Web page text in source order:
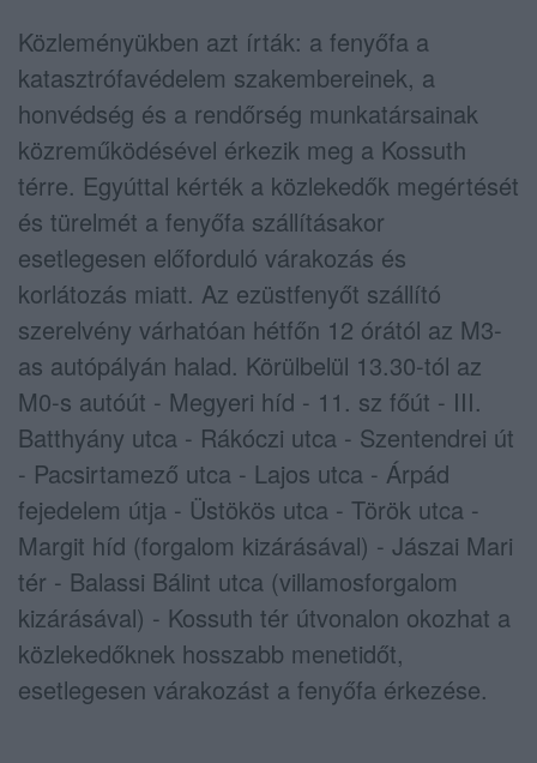
Közleményükben azt írták: a fenyőfa a
katasztrófavédelem szakembereinek, a
honvédség és a rendőrség munkatársainak
közreműködésével érkezik meg a Kossuth
térre. Egyúttal kérték a közlekedők megértését
és türelmét a fenyőfa szállításakor
esetlegesen előforduló várakozás és
korlátozás miatt. Az ezüstfenyőt szállító
szerelvény várhatóan hétfőn 12 órától az M3-
as autópályán halad. Körülbelül 13.30-tól az
M0-s autóút - Megyeri híd - 11. sz főút - III.
Batthyány utca - Rákóczi utca - Szentendrei út
- Pacsirtamező utca - Lajos utca - Árpád
fejedelem útja - Üstökös utca - Török utca -
Margit híd (forgalom kizárásával) - Jászai Mari
tér - Balassi Bálint utca (villamosforgalom
kizárásával) - Kossuth tér útvonalon okozhat a
közlekedőknek hosszabb menetidőt,
esetlegesen várakozást a fenyőfa érkezése.